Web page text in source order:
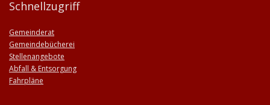
Schnellzugriff
Gemeinderat
Gemeindebücherei
Stellenangebote
Abfall & Entsorgung
Fahrpläne